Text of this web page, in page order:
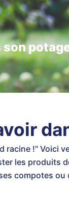
son
racine !" Voici
les produits
compotes ou